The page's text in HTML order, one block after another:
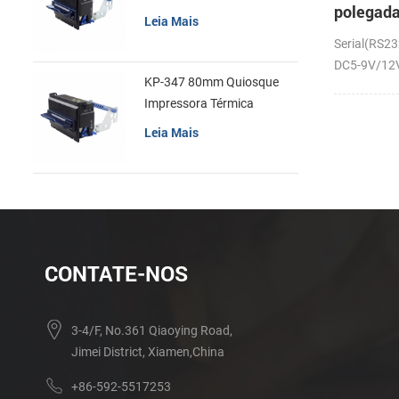
em
térmica
DC5-9V/
recibos
Leia Mais
KP-347 80mm Quiosque
Impressora Térmica
Leia Mais
CONTATE-NOS
3-4/F, No.361 Qiaoying Road,
Jimei District, Xiamen,China
+86-592-5517253